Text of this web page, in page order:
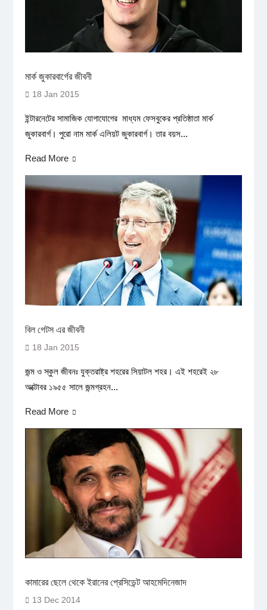
মার্ক জুকারবার্গের জীবনী
18 Jan 2015
ইন্টারনেটের সামাজিক যোগাযোগের মাধ্যম ফেসবুকের প্রতিষ্ঠাতা মার্ক
জুকারবার্গ। পুরো নাম মার্ক এলিয়ট জুকারবার্গ। তার বয়স...
Read More
বিল গেটস এর জীবনী
18 Jan 2015
জন্ম ও স্কুল জীবনঃ যুক্তরাষ্ট্র শহরের সিয়াটল শহর। এই শহরেই ২৮
অক্টোবর ১৯৫৫ সালে জন্মগ্রহন...
Read More
কামারের ছেলে থেকে ইরানের প্রেসিডেন্ট আহমেদিনেজাদ
13 Dec 2014